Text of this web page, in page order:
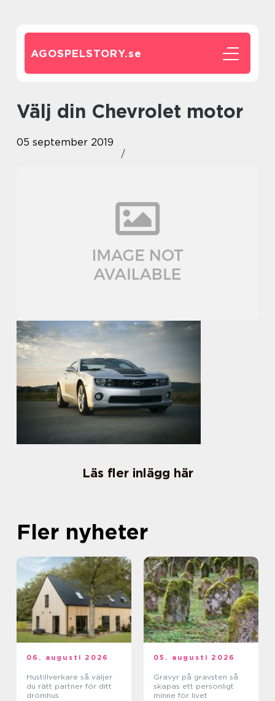
AGOSPELSTORY.se
Välj din Chevrolet motor
05 september 2019
Läs fler inlägg här
Fler nyheter
06. augusti 2026
Hustillverkare så väljer
du rätt partner för ditt
drömhus
05. augusti 2026
Gravyr på gravsten så
skapas ett personligt
minne för livet